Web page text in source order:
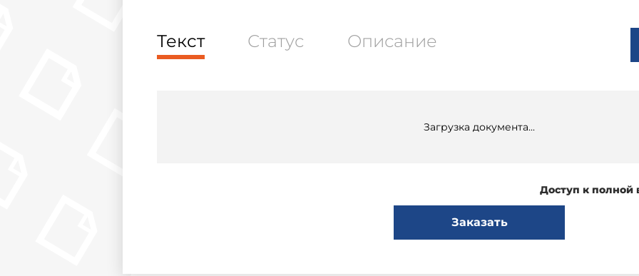
Текст Статус Описание
Загрузка документа...
Доступ к полной
Заказать